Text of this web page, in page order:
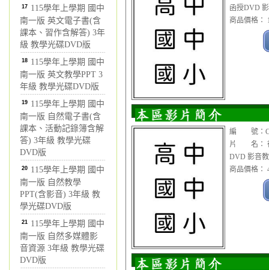
17 115學年上學期 國中
南一版 英文電子書(含
課本、習作含解答) 3年
級 教學光碟DVD版
18 115學年上學期 國中
南一版 英文教學PPT 3
年級 教學光碟DVD版
19 115學年上學期 國中
南一版 自然電子書(含
課本、活動記錄簿含解
答) 3年級 教學光碟
DVD版
20 115學年上學期 國中
南一版 自然教學
PPT(含影音) 3年級 教
學光碟DVD版
21 115學年上學期 國中
南一版 自然多媒體影
音資源 3年級 教學光碟
DVD版
函授DVD
商品價格：
編 號：
片 名： 行
DVD 影音
商品價格：